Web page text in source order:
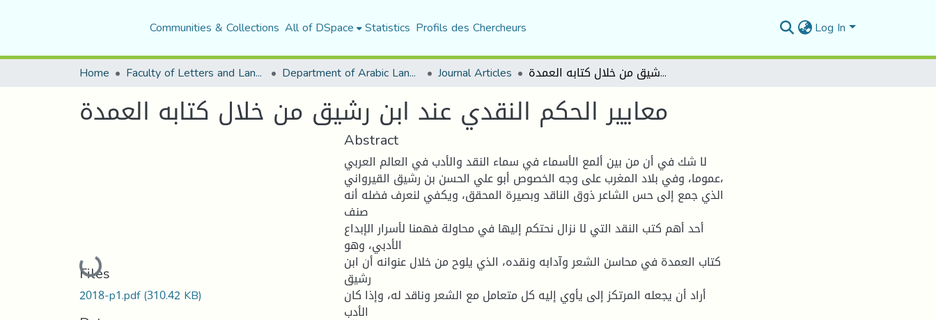
Communities & Collections All of DSpace Statistics Profils des Chercheurs Log In
Home Faculty of Letters and Languages Department of Arabic Language and Literature Journal Articles معايير الحكم النقدي عند ابن رشيق من خلال كتابه العمدة
معايير الحكم النقدي عند ابن رشيق من خلال كتابه العمدة
Loading...
Files
2018-p1.pdf(310.42 KB)
Abstract
لا شك في أن من بين ألمع الأسماء في سماء النقد والأدب في العالم العربي
عموما، وفي بلاد المغرب على وجه الخصوص أبو علي الحسن بن رشيق القيرواني،
الذي جمع إلى حس الشاعر ذوق الناقد وبصيرة المحقق، ويكفي لنعرف فضله أنه
صنف
أحد أهم كتب النقد التي لا نزال نحتكم إليها في محاولة فهمنا لأسرار الإبداع
الأدبي، وهو
كتاب العمدة في محاسن الشعر وآدابه ونقده، الذي يلوح من خلال عنوانه أن ابن
رشيق
أراد أن يجعله المرتكز إلى يأوي إليه كل متعامل مع الشعر وناقد له، وإذا كان
الأدب